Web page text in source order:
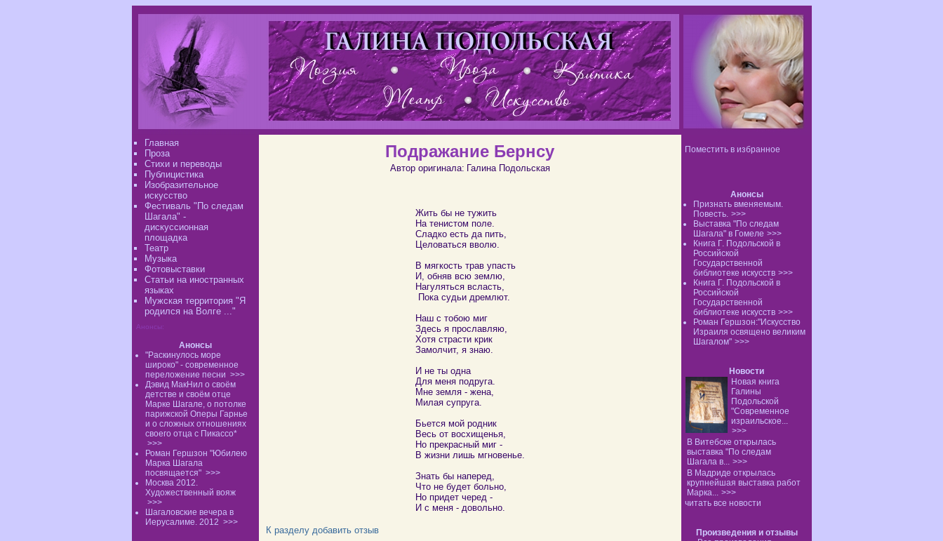
Поместить в избранное
Анонсы
Признать вменяемым.
Повесть. >>>
Выставка "По следам
Шагала" в Гомеле >>>
Книга Г. Подольской в
Российской
Государственной
библиотеке искусств >>>
Книга Г. Подольской в
Российской
Государственной
библиотеке искусств >>>
Роман Гершзон:"Искусство
Израиля освящено великим
Шагалом" >>>
Новости
Новая книга
Галины
Подольской
"Современное
израильское...
>>>
В Витебске открылась
выставка "По следам
Шагала в... >>>
В Мадриде открылась
крупнейшая выставка работ
Марка... >>>
читать все новости
Произведения и отзывы
Главная
Проза
Стихи и переводы
Публицистика
Изобразительное
искусство
Фестиваль "По следам
Шагала" -
дискуссионная
площадка
Театр
Музыка
Фотовыставки
Статьи на иностранных
языках
Мужская территория "Я
родился на Волге ..."
Анонсы:
Анонсы
"Раскинулось море
широко" - современное
переложение песни >>>
Дэвид МакНил о своём
детстве и своём отце
Марке Шагале, о потолке
парижской Оперы Гарнье
и о сложных отношениях
своего отца с Пикассо*
>>>
Роман Гершзон "Юбилею
Марка Шагала
посвящается" >>>
Москва 2012.
Художественный вояж
>>>
Шагаловские вечера в
Иерусалиме. 2012 >>>
Подражание Бернсу
Автор оригинала: Галина Подольская
Жить бы не тужить
На тенистом поле.
Сладко есть да пить,
Целоваться вволю.
В мягкость трав упасть
И, обняв всю землю,
Нагуляться всласть,
Пока судьи дремлют.
Наш с тобою миг
Здесь я прославляю,
Хотя страсти крик
Замолчит, я знаю.
И не ты одна
Для меня подруга.
Мне земля - жена,
Милая супруга.
Бьется мой родник
Весь от восхищенья,
Но прекрасный миг -
В жизни лишь мгновенье.
Знать бы наперед,
Что не будет больно,
Но придет черед -
И с меня - довольно.
К разделу добавить отзыв